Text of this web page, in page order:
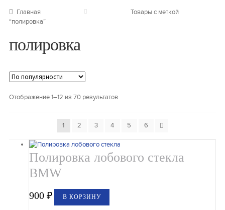
Главная
Товары с меткой
“полировка”
полировка
Отображение 1–12 из 70 результатов
1 2 3 4 5 6
Полировка лобового стекла
BMW
900₽ В КОРЗИНУ